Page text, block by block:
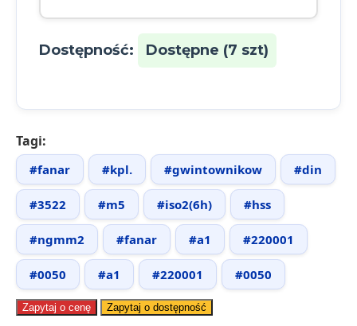
Dostępność: Dostępne (7 szt)
Tagi:
#fanar #kpl. #gwintownikow #din
#3522 #m5 #iso2(6h) #hss
#ngmm2 #fanar #a1 #220001
#0050 #a1 #220001 #0050
Zapytaj o cenę Zapytaj o dostępność